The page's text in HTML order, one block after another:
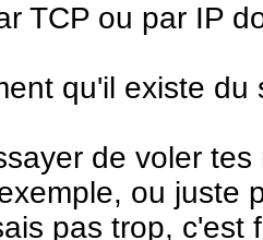
TCP ou par IP
qu'il existe
de voler
ou juste
pas trop, c'est